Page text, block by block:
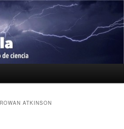
de ciencia
ROWAN ATKINSON